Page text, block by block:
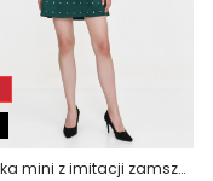
Sukienka mini z imitacji zamszu w kolorze zieleni